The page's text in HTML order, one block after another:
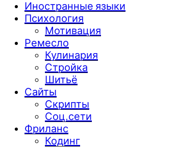
Иностранные языки
Психология
Мотивация
Ремесло
Кулинария
Стройка
Шитьё
Сайты
Скрипты
Соц.сети
Фриланс
Кодинг